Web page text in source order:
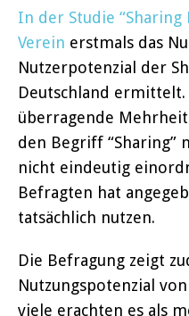
In der Studie “Sharing
Verein erstmals das
Nutzerpotenzial der
Deutschland ermittelt.
überragende
den Begriff “Sharing”
nicht eindeutig
Befragten hat
tatsächlich nutzen.
Die Befragung zeigt
Nutzungspotenzial
viele erachten es als